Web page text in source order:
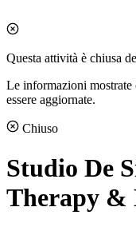
Questa attività è chiusa
Le informazioni mostrate
essere aggiornate.
Chiuso
Studio De
Therapy